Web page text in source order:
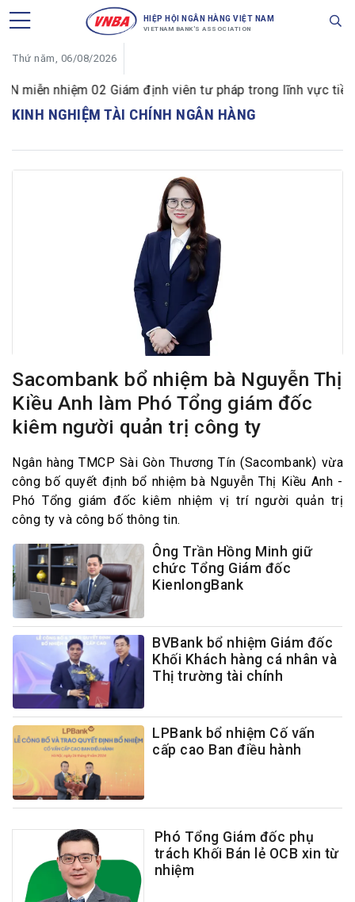
HIỆP HỘI NGÂN HÀNG VIỆT NAM
VIETNAM BANK'S ASSOCIATION
Thứ năm, 06/08/2026
miễn nhiệm 02 Giám định viên tư pháp trong lĩnh vực tiền
KINH NGHIỆM TÀI CHÍNH NGÂN HÀNG
Sacombank bổ nhiệm bà Nguyễn Thị
Kiều Anh làm Phó Tổng giám đốc
kiêm người quản trị công ty
Ngân hàng TMCP Sài Gòn Thương Tín (Sacombank) vừa
công bố quyết định bổ nhiệm bà Nguyễn Thị Kiều Anh -
Phó Tổng giám đốc kiêm nhiệm vị trí người quản trị
công ty và công bố thông tin.
Ông Trần Hồng Minh giữ
chức Tổng Giám đốc
KienlongBank
BVBank bổ nhiệm Giám đốc
Khối Khách hàng cá nhân và
Thị trường tài chính
LPBank bổ nhiệm Cố vấn
cấp cao Ban điều hành
Phó Tổng Giám đốc phụ
trách Khối Bán lẻ OCB xin từ
nhiệm